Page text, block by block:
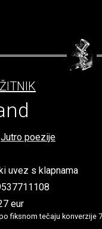
Jutro poezije
uvez s klapnama
eur
fiksnom tečaju konverzije